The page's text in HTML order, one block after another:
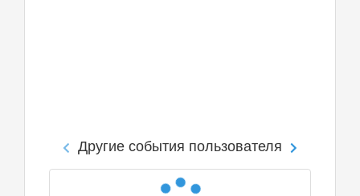
Другие события пользователя